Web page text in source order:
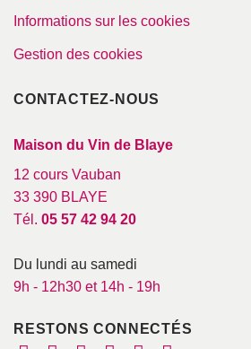
Informations sur les cookies
Gestion des cookies
CONTACTEZ-NOUS
Maison du Vin de Blaye
12 cours Vauban
33 390 BLAYE
Tél. 05 57 42 94 20
Du lundi au samedi
9h - 12h30 et 14h - 19h
RESTONS CONNECTÉS